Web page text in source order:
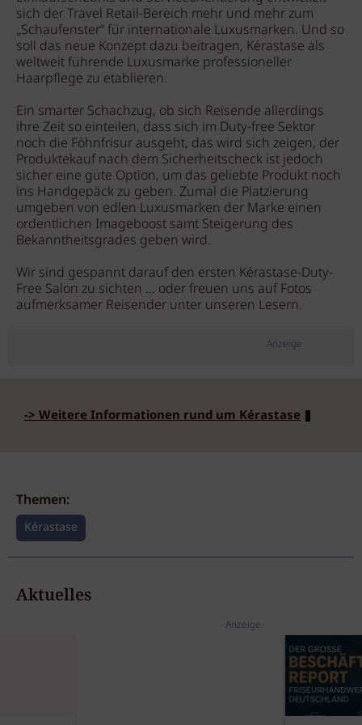
sich der Travel Retail-Bereich mehr und mehr zum
„Schaufenster“ für internationale Luxusmarken. Und so
soll das neue Konzept dazu beitragen, Kérastase als
weltweit führende Luxusmarke professioneller
Haarpflege zu etablieren.
Ein smarter Schachzug, ob sich Reisende allerdings
ihre Zeit so einteilen, dass sich im Duty-free Sektor
noch die Föhnfrisur ausgeht, das wird sich zeigen, der
Produktekauf nach dem Sicherheitscheck ist jedoch
sicher eine gute Option, um das geliebte Produkt noch
ins Handgepäck zu geben. Zumal die Platzierung
umgeben von edlen Luxusmarken der Marke einen
ordentlichen Imageboost samt Steigerung des
Bekanntheitsgrades geben wird.
Wir sind gespannt darauf den ersten Kérastase-Duty-
Free Salon zu sichten … oder freuen uns auf Fotos
aufmerksamer Reisender unter unseren Lesern.
Anzeige
-> Weitere Informationen rund um Kérastase
Themen:
Kérastase
Aktuelles
Anzeige